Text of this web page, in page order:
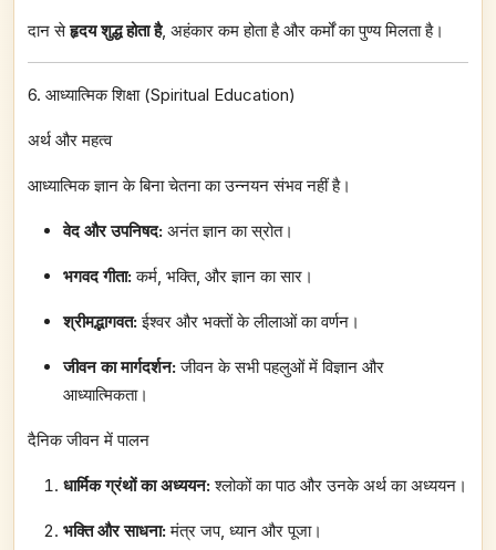
दान सेहृदय शुद्ध होता है, अहंकार कम होता है और कर्मों का पुण्य मिलता है।
6. आध्यात्मिक शिक्षा (Spiritual Education)
अर्थ और महत्व
आध्यात्मिक ज्ञान के बिना चेतना का उन्नयन संभव नहीं है।
वेद और उपनिषद: अनंत ज्ञान का स्रोत।
भगवद गीता:कर्म, भक्ति, और ज्ञान का सार।
श्रीमद्भागवत:ईश्वर और भक्तों के लीलाओं का वर्णन।
जीवन का मार्गदर्शन:जीवन के सभी पहलुओं में विज्ञान और
आध्यात्मिकता।
दैनिक जीवन में पालन
धार्मिक ग्रंथों का अध्ययन:श्लोकों का पाठ और उनके अर्थ का अध्ययन।
भक्ति और साधना:मंत्र जप, ध्यान और पूजा।